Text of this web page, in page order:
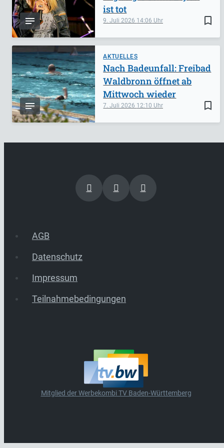
bookmark_border
9. Juli 2026 14:06
ist tot
AKTUELLES
bookmark_border
7. Juli 2026 12:10
Nach Badeunfall: Freibad
Waldbronn öffnet ab
Mittwoch wieder
AGB
Datenschutz
Impressum
Teilnahmebedingungen
Mitglied der Werbekombi TV Baden-Württemberg